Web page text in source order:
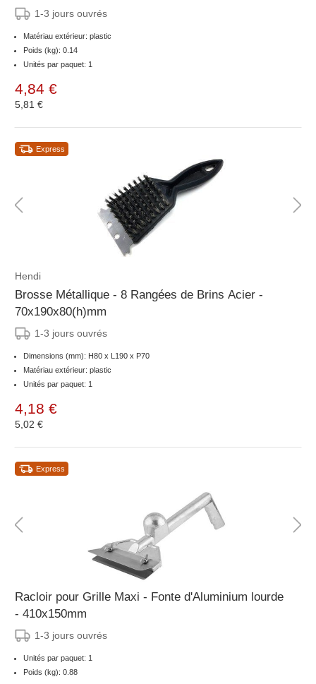
1-3 jours ouvrés
Matériau extérieur: plastic
Poids (kg): 0.14
Unités par paquet: 1
4,84 €
5,81 €
Express
Hendi
Brosse Métallique - 8 Rangées de Brins Acier -
70x190x80(h)mm
1-3 jours ouvrés
Dimensions (mm): H80 x L190 x P70
Matériau extérieur: plastic
Unités par paquet: 1
4,18 €
5,02 €
Express
Racloir pour Grille Maxi - Fonte d'Aluminium lourde
- 410x150mm
1-3 jours ouvrés
Unités par paquet: 1
Poids (kg): 0.88